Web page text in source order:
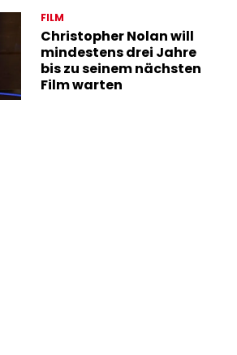
FILM
Christopher Nolan will
mindestens drei Jahre
bis zu seinem nächsten
Film warten